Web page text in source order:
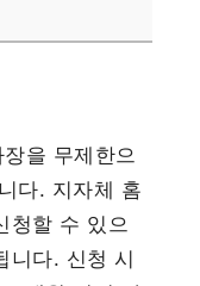
을 무제한으
다. 지자체 홈
청할 수 있으
니다. 신청 시